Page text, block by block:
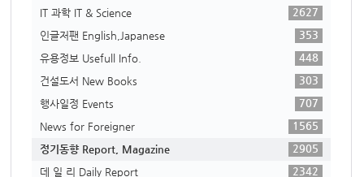
IT 과학 IT & Science
2627
인글저팬 English,Japanese
353
유용정보 Usefull Info.
448
건설도서 New Books
303
행사일정 Events
707
News for Foreigner
1565
정기동향 Report, Magazine
2905
데 일 리 Daily Report
2342